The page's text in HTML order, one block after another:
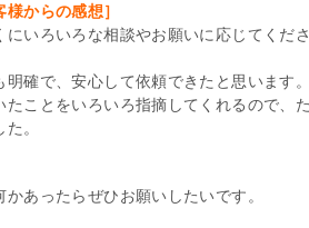
様からの感想］
にいろいろな相談やお願いに応じてくだ
明確で、安心して依頼できたと思います
たことをいろいろ指摘してくれるので、
た。
かあったらぜひお願いしたいです。